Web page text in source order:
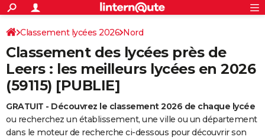
ACTUALITÉS
Politique
Société
Faits Divers
Education
Monde
Villes
+
SPORT
Coupe du monde 2026
Football
Tennis
Cyclisme
Rugby
Forum
Programme TV
TNT
Streaming
Cinéma
Sorties cinéma
Musique
+
FINANCE
Retraite
Impôts
Epargne
Immobilier
Risques naturels par ville
Banque
Assurance
Crédit
AUTO
Essais
Réserver un essai
Citadines
Berlines
SUV
Forum auto
+
HIGH-TECH
S'inscrire
Connexion
Classement lycées 2026 Nord
Classement des lycées près de
Leers : les meilleurs lycées en 2026
(59115) [PUBLIE]
GRATUIT - Découvrez le classement 2026 de chaque lycée
ou recherchez un établissement, une ville ou un département
dans le moteur de recherche ci-dessous pour découvrir son